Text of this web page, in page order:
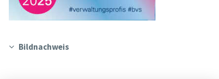
Bildnachweis